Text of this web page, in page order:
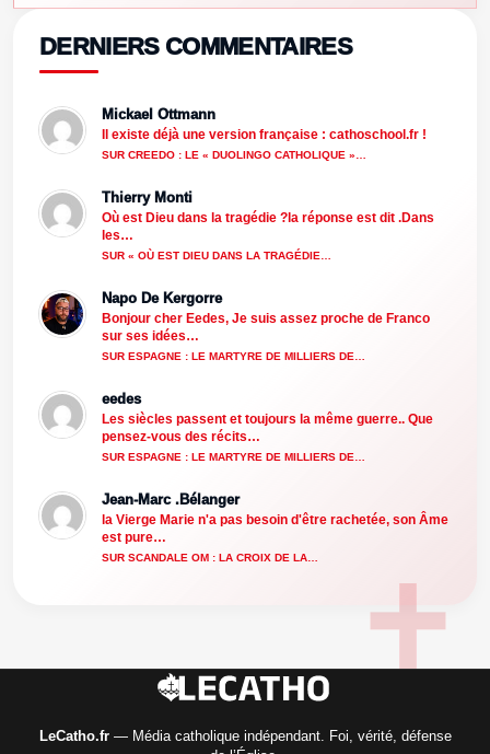
DERNIERS COMMENTAIRES
Mickael Ottmann
Il existe déjà une version française : cathoschool.fr !
SUR CREEDO : LE « DUOLINGO CATHOLIQUE »…
Thierry Monti
Où est Dieu dans la tragédie ?la réponse est dit .Dans
les…
SUR « OÙ EST DIEU DANS LA TRAGÉDIE…
Napo De Kergorre
Bonjour cher Eedes, Je suis assez proche de Franco
sur ses idées…
SUR ESPAGNE : LE MARTYRE DE MILLIERS DE…
eedes
Les siècles passent et toujours la même guerre.. Que
pensez-vous des récits…
SUR ESPAGNE : LE MARTYRE DE MILLIERS DE…
Jean-Marc .Bélanger
la Vierge Marie n'a pas besoin d'être rachetée, son Âme
est pure…
SUR SCANDALE OM : LA CROIX DE LA…
LeCatho.fr— Média catholique indépendant. Foi, vérité, défense